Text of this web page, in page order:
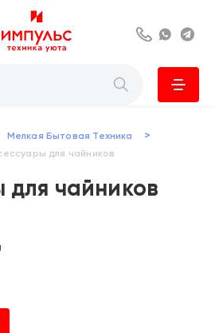
8 800 222 63
Мелкая Бытовая Техника >
для чайников
для чайников